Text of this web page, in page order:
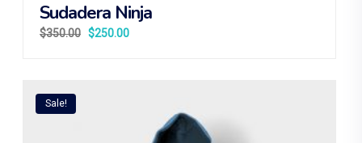
Sudadera Ninja
$350.00 $250.00
Sale!